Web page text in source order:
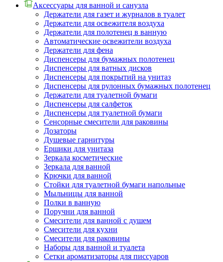
Аксессуары для ванной и санузла
Держатели для газет и журналов в туалет
Держатели для освежителя воздуха
Держатели для полотенец в ванную
Автоматические освежители воздуха
Держатели для фена
Диспенсеры для бумажных полотенец
Диспенсеры для ватных дисков
Диспенсеры для покрытий на унитаз
Диспенсеры для рулонных бумажных полотенец
Держатели для туалетной бумаги
Диспенсеры для салфеток
Диспенсеры для туалетной бумаги
Сенсорные смесители для раковины
Дозаторы
Душевые гарнитуры
Ершики для унитаза
Зеркала косметические
Зеркала для ванной
Крючки для ванной
Стойки для туалетной бумаги напольные
Мыльницы для ванной
Полки в ванную
Поручни для ванной
Смесители для ванной с душем
Смесители для кухни
Смесители для раковины
Наборы для ванной и туалета
Сетки ароматизаторы для писсуаров